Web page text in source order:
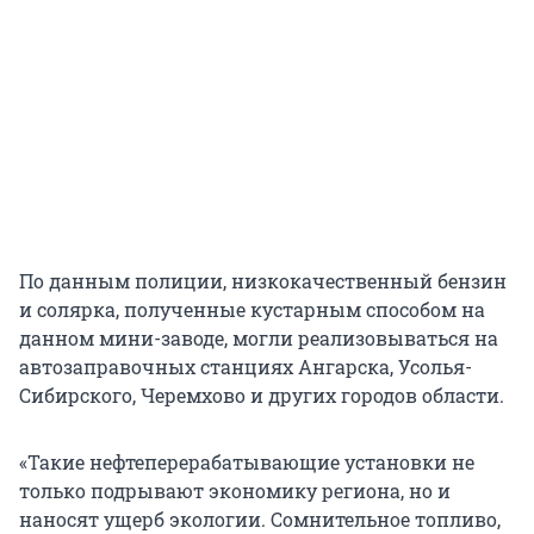
По данным полиции, низкокачественный бензин
и солярка, полученные кустарным способом на
данном мини-заводе, могли реализовываться на
автозаправочных станциях Ангарска, Усолья-
Сибирского, Черемхово и других городов области.
«Такие нефтеперерабатывающие установки не
только подрывают экономику региона, но и
наносят ущерб экологии. Сомнительное топливо,